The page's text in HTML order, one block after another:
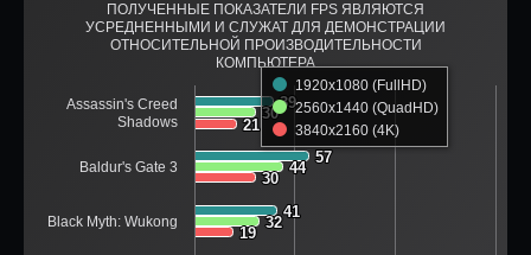
ПОЛУЧЕННЫЕ ПОКАЗАТЕЛИ FPS ЯВЛЯЮТСЯ
УСРЕДНЕННЫМИ И СЛУЖАТ ДЛЯ ДЕМОНСТРАЦИИ
ОТНОСИТЕЛЬНОЙ ПРОИЗВОДИТЕЛЬНОСТИ
КОМПЬЮТЕРА
39
39
57
57
41
41
30
30
44
44
32
32
21
21
30
30
19
19
1920x1080 (FullHD)
2560x1440 (QuadHD)
3840x2160 (4K)
Assassin's Creed
Shadows
Baldur's Gate 3
Black Myth: Wukong